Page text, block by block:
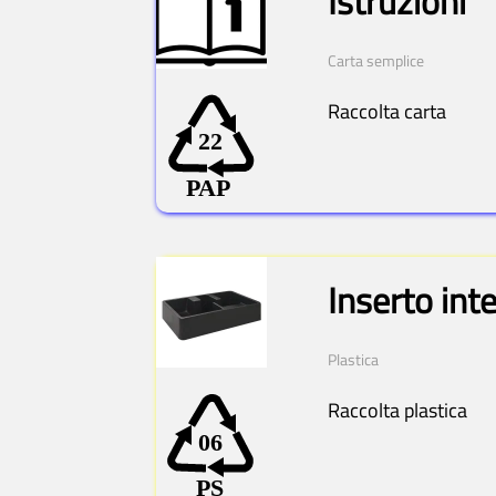
Carta semplice
Raccolta carta
Inserto
Plastica
Raccolta plastica